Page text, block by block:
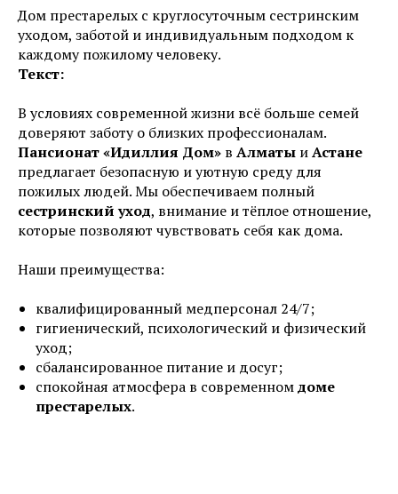
Дом престарелых с круглосуточным сестринским
уходом, заботой и индивидуальным подходом к
каждому пожилому человеку.
Текст:
В условиях современной жизни всё больше семей
доверяют заботу о близких профессионалам.
Пансионат «Идиллия Дом» в Алматы иАстане
предлагает безопасную и уютную среду для
пожилых людей. Мы обеспечиваем полный
сестринский уход, внимание и тёплое отношение,
которые позволяют чувствовать себя как дома.
Наши преимущества:
квалифицированный медперсонал 24/7;
гигиенический, психологический и физический
уход;
сбалансированное питание и досуг;
спокойная атмосфера в современномдоме
престарелых.